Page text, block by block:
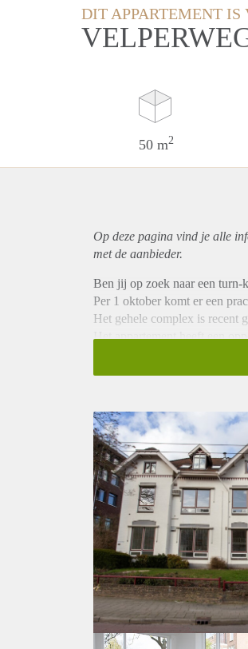
DIT APPARTEMENT IS
50 m2
Op deze pagina vind je alle
met de aanbieder.
Ben jij op zoek naar een turn-
Per 1 oktober komt er een
Het gehele complex is recent
Het appartement heeft een
De keuken is voorzien van
gezamenlijk gebruik. Tevens
Bijzonderheden
Huurprijs € 865,00 excl.
de huur | Huisdieren niet